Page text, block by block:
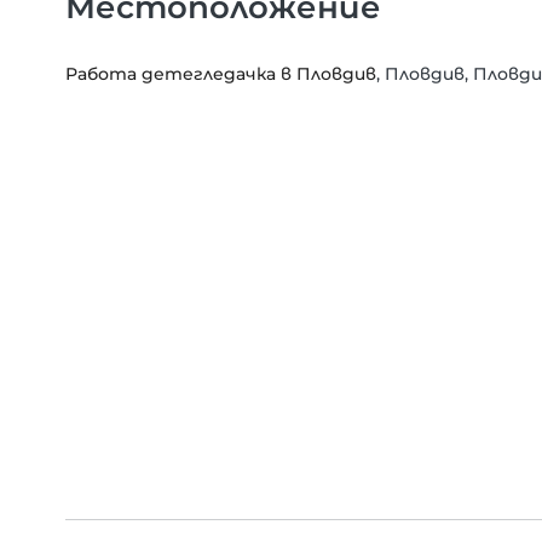
Работа детегледачка в Пловдив, Пловдив,